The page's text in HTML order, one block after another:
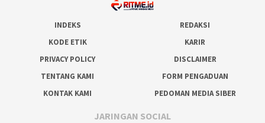
INDEKS
REDAKSI
KODE ETIK
KARIR
PRIVACY POLICY
DISCLAIMER
TENTANG KAMI
FORM PENGADUAN
KONTAK KAMI
PEDOMAN MEDIA SIBER
JARINGAN SOCIAL